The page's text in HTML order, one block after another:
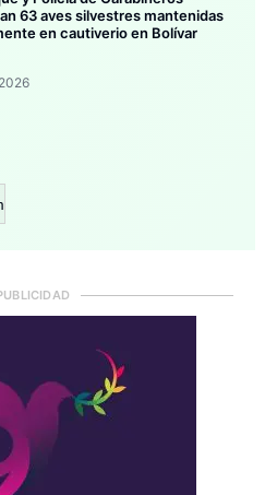
63 aves silvestres mantenidas
en cautiverio en Bolívar